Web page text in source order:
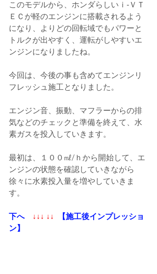
このモデルから、ホンダらしいｉ‐ＶＴ
ＥＣが軽のエンジンに搭載されるよう
になり、よりどの回転域でもパワーと
トルクが出やすく、運転がしやすいエ
ンジンになりましたね。
今回は、今後の事も含めてエンジンリ
フレッシュ施工となりました。
エンジン音、振動、マフラーからの排
気などのチェックと準備を終えて、水
素ガスを投入していきます。
最初は、１００㎖/ｈから開始して、エ
ンジンの状態を確認していきながら
徐々に水素投入量を増やしていきま
す。
下へ ↓↓↓ ↓↓
【施工後インプレッショ
ン】